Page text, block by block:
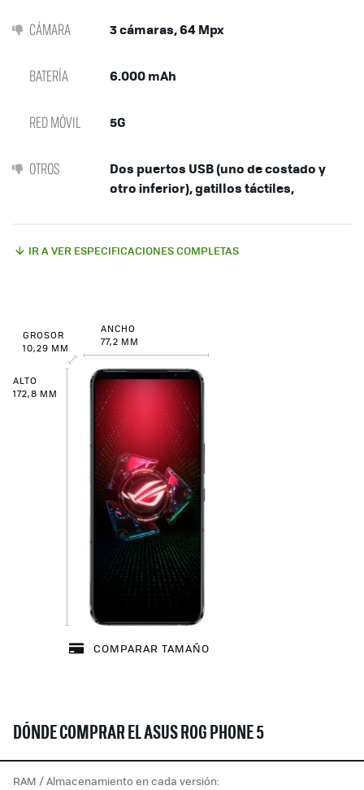
CÁMARA 3 cámaras, 64 Mpx
BATERÍA 6.000 mAh
RED MÓVIL 5G
OTROS
Dos puertos USB (uno de costado y
otro inferior), gatillos táctiles,
IR A VER ESPECIFICACIONES COMPLETAS
GROSOR
10,29 MM
ANCHO
77,2 MM
ALTO
172,8 MM
COMPARAR TAMAÑO
DÓNDE COMPRAR EL ASUS ROG PHONE 5
RAM / Almacenamiento en cada versión: